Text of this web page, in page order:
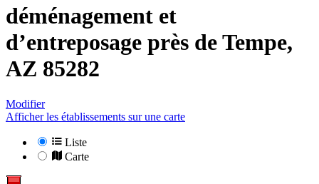
déménagement et
d’entreposage près deTempe,
AZ 85282
Modifier
Afficher les établissements sur une carte
Liste
Carte